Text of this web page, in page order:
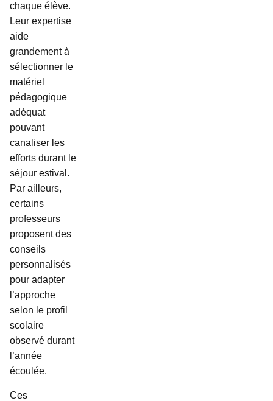
chaque élève.
Leur expertise
aide
grandement à
sélectionner le
matériel
pédagogique
adéquat
pouvant
canaliser les
efforts durant le
séjour estival.
Par ailleurs,
certains
professeurs
proposent des
conseils
personnalisés
pour adapter
l’approche
selon le profil
scolaire
observé durant
l’année
écoulée.
Ces